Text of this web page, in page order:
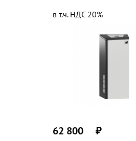
62 800 ₽
в т.ч. НДС 20%